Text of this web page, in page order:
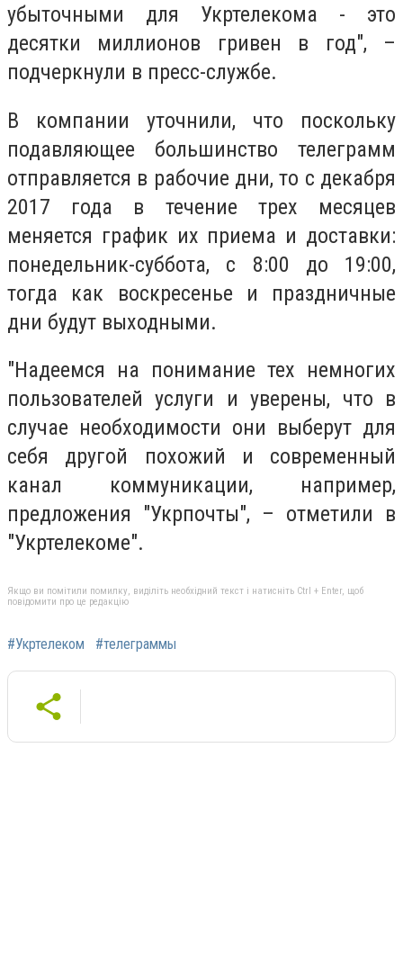
убыточными для Укртелекома - это
десятки миллионов гривен в год", –
подчеркнули в пресс-службе.
В компании уточнили, что поскольку
подавляющее большинство телеграмм
отправляется в рабочие дни, то с декабря
2017 года в течение трех месяцев
меняется график их приема и доставки:
понедельник-суббота, с 8:00 до 19:00,
тогда как воскресенье и праздничные
дни будут выходными.
"Надеемся на понимание тех немногих
пользователей услуги и уверены, что в
случае необходимости они выберут для
себя другой похожий и современный
канал коммуникации, например,
предложения "Укрпочты", – отметили в
"Укртелекоме".
Якщо ви помітили помилку, виділіть необхідний текст і натисніть Ctrl + Enter, щоб
повідомити про це редакцію
#Укртелеком #телеграммы